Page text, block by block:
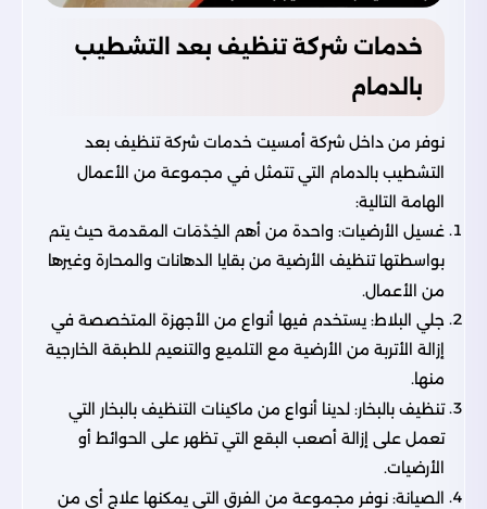
خدمات شركة تنظيف بعد التشطيب
بالدمام
نوفر من داخل شركة أمسيت خدمات شركة تنظيف بعد
التشطيب بالدمام التي تتمثل في مجموعة من الأعمال
الهامة التالية:
غسيل الأرضيات: واحدة من أهم الخِدْمَات المقدمة حيث يتم
بواسطتها تنظيف الأرضية من بقايا الدهانات والمحارة وغيرها
من الأعمال.
جلي البلاط: يستخدم فيها أنواع من الأجهزة المتخصصة في
إزالة الأتربة من الأرضية مع التلميع والتنعيم للطبقة الخارجية
منها.
تنظيف بالبخار: لدينا أنواع من ماكينات التنظيف بالبخار التي
تعمل على إزالة أصعب البقع التي تظهر على الحوائط أو
الأرضيات.
الصيانة: نوفر مجموعة من الفرق التي يمكنها علاج أي من